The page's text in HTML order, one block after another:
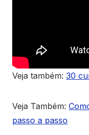
Veja também: 30
Veja Também:
passo a passo